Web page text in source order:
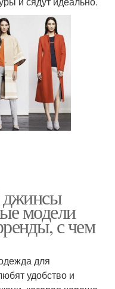
джинсы
модели
с чем
для
удобство и